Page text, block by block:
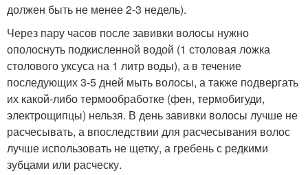
должен быть не менее 2-3 недель).
Через пару часов после завивки волосы нужно
ополоснуть подкисленной водой (1 столовая ложка
столового уксуса на 1 литр воды), а в течение
последующих 3-5 дней мыть волосы, а также подвергать
их какой-либо термообработке (фен, термобигуди,
электрощипцы) нельзя. В день завивки волосы лучше не
расчесывать, а впоследствии для расчесывания волос
лучше использовать не щетку, а гребень с редкими
зубцами или расческу.